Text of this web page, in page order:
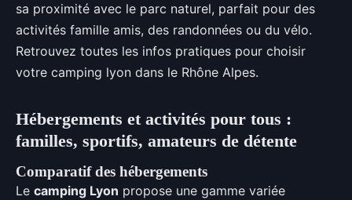
sa proximité avec le parc naturel, parfait pour des
activités famille amis, des randonnées ou du vélo.
Retrouvez toutes les infos pratiques pour choisir
votre camping lyon dans le Rhône Alpes.
Hébergements et activités pour tous :
familles, sportifs, amateurs de détente
Comparatif des hébergements
Le camping Lyon propose une gamme variée